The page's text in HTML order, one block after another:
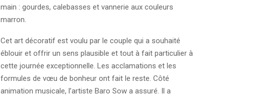
main : gourdes, calebasses et vannerie aux couleurs
marron.
Cet art décoratif est voulu par le couple qui a souhaité
éblouir et offrir un sens plausible et tout à fait particulier à
cette journée exceptionnelle. Les acclamations et les
formules de vœu de bonheur ont fait le reste. Côté
animation musicale, l’artiste Baro Sow a assuré. Il a